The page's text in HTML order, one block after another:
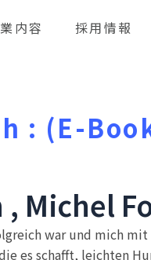
内容 採用情報
: (E-
Michel
war und mich
es schafft, leichten